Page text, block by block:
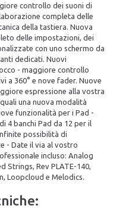
controllo dei suoni di
completa delle
della tastiera. Nuova
delle impostazioni, dei
con uno schermo da
dedicati. Nuovi
- maggiore controllo
a 360° e nove fader. Nuove
espressione alla vostra
una nuova modalità
funzionalità per i Pad -
4 banchi Pad da 12 per il
possibilità di
- Date il via al vostro
incluso: Analog
Strings, Rev PLATE-140,
Loopcloud e Melodics.